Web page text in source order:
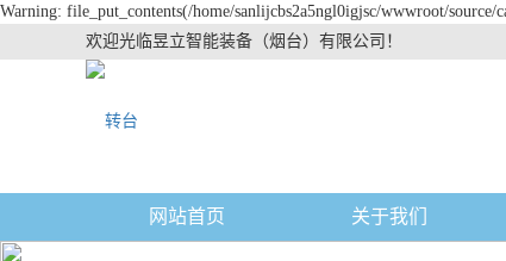
Warning: file_put_contents(/home/sanlijcbs2a5ngl0igjsc/wwwroot/
欢迎光临昱立智能装备（烟台）有限公司！
网站首页 关于我们